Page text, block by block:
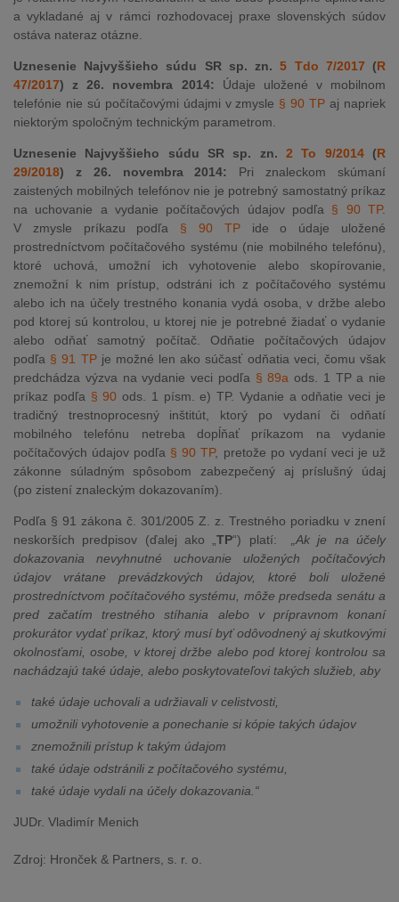
a vykladané aj v rámci rozhodovacej praxe slovenských súdov
ostáva nateraz otázne.
Uznesenie Najvyššieho súdu SR sp. zn.5 Tdo 7/2017 (R
47/2017) z 26. novembra 2014: Údaje uložené v mobilnom
telefónie nie sú počítačovými údajmi v zmysle § 90 TP aj napriek
niektorým spoločným technickým parametrom.
Uznesenie Najvyššieho súdu SR sp. zn. 2 To 9/2014(R
29/2018) z 26. novembra 2014: Pri znaleckom skúmaní
zaistených mobilných telefónov nie je potrebný samostatný príkaz
na uchovanie a vydanie počítačových údajov podľa § 90 TP.
V zmysle príkazu podľa § 90 TPide o údaje uložené
prostredníctvom počítačového systému (nie mobilného telefónu),
ktoré uchová, umožní ich vyhotovenie alebo skopírovanie,
znemožní k nim prístup, odstráni ich z počítačového systému
alebo ich na účely trestného konania vydá osoba, v držbe alebo
pod ktorej sú kontrolou, u ktorej nie je potrebné žiadať o vydanie
alebo odňať samotný počítač. Odňatie počítačových údajov
podľa § 91 TPje možné len ako súčasť odňatia veci, čomu však
predchádza výzva na vydanie veci podľa § 89a ods. 1 TP a nie
príkaz podľa § 90 ods. 1 písm. e) TP. Vydanie a odňatie veci je
tradičný trestnoprocesný inštitút, ktorý po vydaní či odňatí
mobilného telefónu netreba dopĺňať príkazom na vydanie
počítačových údajov podľa § 90 TP, pretože po vydaní veci je už
zákonne súladným spôsobom zabezpečený aj príslušný údaj
(po zistení znaleckým dokazovaním).
Podľa § 91 zákona č. 301/2005 Z. z. Trestného poriadku v znení
neskorších predpisov (ďalej ako „TP“) platí:
„Ak je na účely
dokazovania nevyhnutné uchovanie uložených počítačových
údajov vrátane prevádzkových údajov, ktoré boli uložené
prostredníctvom počítačového systému, môže predseda senátu a
pred začatím trestného stíhania alebo v prípravnom konaní
prokurátor vydať príkaz, ktorý musí byť odôvodnený aj skutkovými
okolnosťami, osobe, v ktorej držbe alebo pod ktorej kontrolou sa
nachádzajú také údaje, alebo poskytovateľovi takých služieb, aby
také údaje uchovali a udržiavali v celistvosti,
umožnili vyhotovenie a ponechanie si kópie takých údajov
znemožnili prístup k takým údajom
také údaje odstránili z počítačového systému,
také údaje vydali na účely dokazovania.“
JUDr. Vladimír Menich
Zdroj: Hronček & Partners, s. r. o.